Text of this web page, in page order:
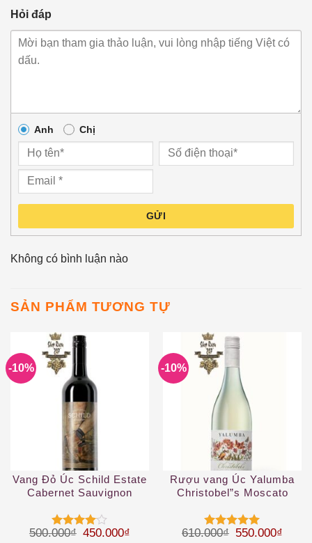
Hỏi đáp
Anh Chị
GỬI
Không có bình luận nào
SẢN PHẨM TƯƠNG TỰ
-10%
Vang Đỏ Úc Schild Estate
Cabernet Sauvignon
Được
500.000₫ Giá gốc là: 500.000₫.
450.000₫ Giá hiện tại là: 450.000₫.
-10%
Rượu vang Úc Yalumba
Christobel”s Moscato
Được xếp
610.000₫ Giá gốc là:
550.000₫